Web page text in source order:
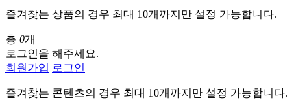
즐겨찾는 상품의 경우 최대 10개까지만 설정 가능합니다.
총 0개
로그인을 해주세요.
회원가입 로그인
즐겨찾는 콘텐츠의 경우 최대 10개까지만 설정 가능합니다.